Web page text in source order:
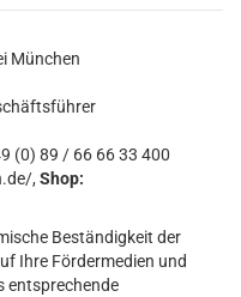
München
(0) 89 / 66 66 33 400
, Shop:
Beständigkeit der
Ihre Fördermedien und
entsprechende